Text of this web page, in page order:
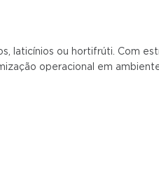
laticínios ou hortifrúti. Com
operacional em